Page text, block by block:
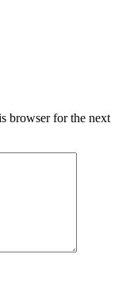
browser for the next